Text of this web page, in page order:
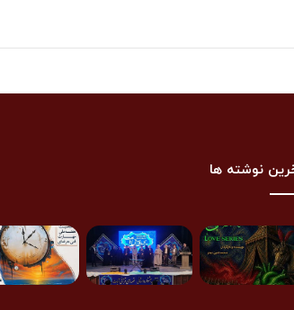
نوشته ها